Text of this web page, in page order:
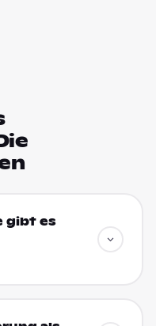
gibt es